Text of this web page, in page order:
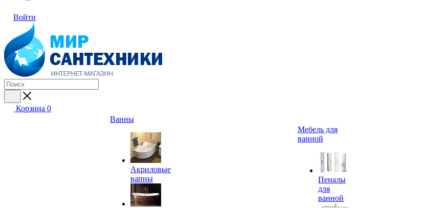
Войти
Корзина 0
Ванны
Акриловые
ванны
Мебель для
ванной
Пеналы
для
ванной